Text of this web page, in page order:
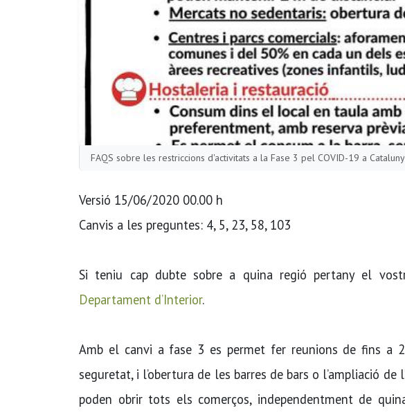
FAQS sobre les restriccions d'activitats a la Fase 3 pel COVID-19 a
Versió 15/06/2020 00.00 h
Canvis a les preguntes: 4, 5, 23, 58, 103
Si teniu cap dubte sobre a quina regió pertany el
Departament d’Interior.
Amb el canvi a fase 3 es permet fer reunions de fins a
seguretat, i l’obertura de les barres de bars o l’ampliació
poden obrir tots els comerços, independentment de